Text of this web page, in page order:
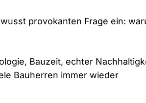
provokanten Frage ein:
Bauzeit, echter
Bauherren immer wieder